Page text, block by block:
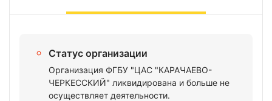
Статус организации
Организация ФГБУ "ЦАС "КАРАЧАЕВО-
ЧЕРКЕССКИЙ" ликвидирована и больше не
осуществляет деятельности.